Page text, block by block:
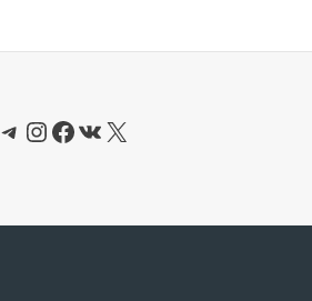
Telegram
Instagram
Facebook
ВКонтакте
X